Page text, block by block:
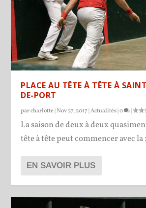
PLACE AU TÊTE À TÊTE À
DE-PORT
parcharlotte Nov 27, 2017 |Actualités |0 |
La saison de deux à deux
tête à tête peut commencer avec
EN SAVOIR PLUS